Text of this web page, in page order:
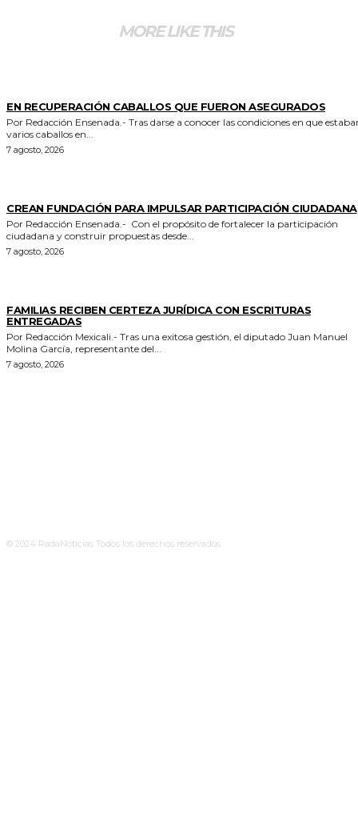
MORE LIKE THIS
EN RECUPERACIÓN CABALLOS QUE FUERON ASEGURADOS
Por Redacción Ensenada.- Tras darse a conocer las condiciones en que estaban
varios caballos en...
7 agosto, 2026
CREAN FUNDACIÓN PARA IMPULSAR PARTICIPACIÓN CIUDADANA
Por Redacción Ensenada.- Con el propósito de fortalecer la participación
ciudadana y construir propuestas desde...
7 agosto, 2026
FAMILIAS RECIBEN CERTEZA JURÍDICA CON ESCRITURAS
ENTREGADAS
Por Redacción Mexicali.- Tras una exitosa gestión, el diputado Juan Manuel
Molina García, representante del...
7 agosto, 2026
© 2024 RadaNoticias Todos los derechos reservados